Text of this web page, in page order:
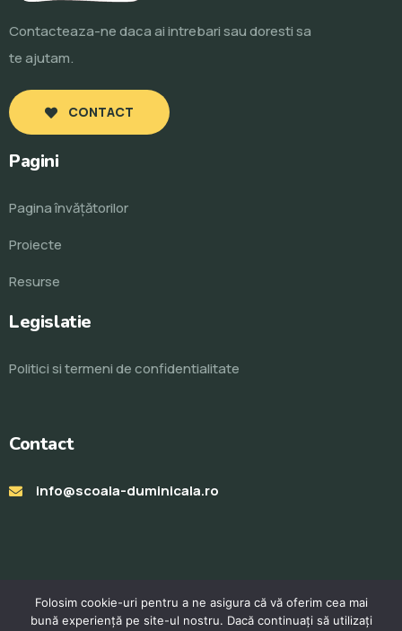
Contacteaza-ne daca ai intrebari sau doresti sa
te ajutam.
CONTACT
Pagini
Pagina învăţătorilor
Proiecte
Resurse
Legislatie
Politici si termeni de confidentialitate
Contact
info@scoala-duminicala.ro
Folosim cookie-uri pentru a ne asigura că vă oferim cea mai
bună experiență pe site-ul nostru. Dacă continuați să utilizați